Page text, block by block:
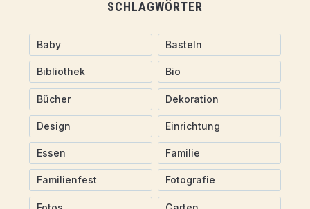
SCHLAGWÖRTER
Baby Basteln
Bibliothek Bio
Bücher Dekoration
Design Einrichtung
Essen Familie
Familienfest Fotografie